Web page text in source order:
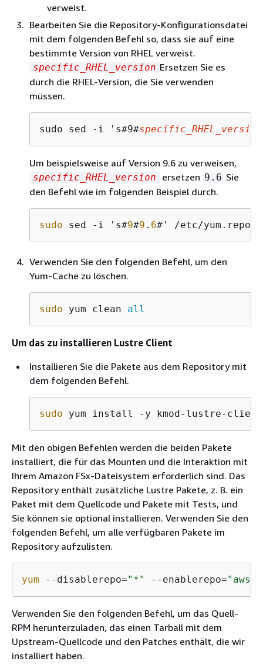
verweist.
Bearbeiten Sie die Repository-Konfigurationsdatei
mit dem folgenden Befehl so, dass sie auf eine
bestimmte Version von RHEL verweist.
specific_RHEL_version Ersetzen Sie es
durch die RHEL-Version, die Sie verwenden
müssen.
sudo sed -i 's#9#specific_RHEL_version
Um beispielsweise auf Version 9.6 zu verweisen,
specific_RHEL_version ersetzen 9.6 Sie
den Befehl wie im folgenden Beispiel durch.
sudo sed -i 's#9#9 . 6#' /etc/
Verwenden Sie den folgenden Befehl, um den
Yum-Cache zu löschen.
sudo yum clean all
Um das zu installieren Lustre Client
Installieren Sie die Pakete aus dem Repository mit
dem folgenden Befehl.
sudo yum install -y kmod-lustre-
Mit den obigen Befehlen werden die beiden Pakete
installiert, die für das Mounten und die Interaktion mit
Ihrem Amazon FSx-Dateisystem erforderlich sind. Das
Repository enthält zusätzliche Lustre Pakete, z. B. ein
Paket mit dem Quellcode und Pakete mit Tests, und
Sie können sie optional installieren. Verwenden Sie den
folgenden Befehl, um alle verfügbaren Pakete im
Repository aufzulisten.
yum --disablerepo="*" --enablerepo="aws-
Verwenden Sie den folgenden Befehl, um das Quell-
RPM herunterzuladen, das einen Tarball mit dem
Upstream-Quellcode und den Patches enthält, die wir
installiert haben.